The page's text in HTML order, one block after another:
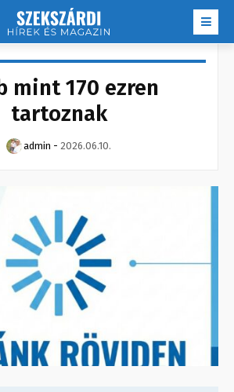
mint 170 ezren
tartoznak
admin - 2026.06.10.